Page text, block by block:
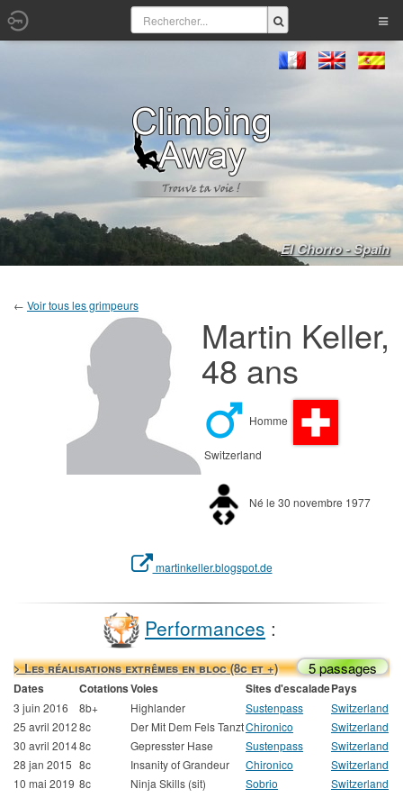
El Chorro - Spain
← Voir tous les grimpeurs
Martin Keller,
48 ans
Homme
Switzerland
Né le 30 novembre 1977
martinkeller.blogspot.de
Performances :
> Les réalisations extrêmes en bloc (8c et +) 5 passages
Dates CotationsVoies Sites d'escaladePays
3 juin 2016 8b+ Highlander Sustenpass
Switzerland
25 avril 20128c Der Mit Dem Fels TanztChironico
Switzerland
30 avril 20148c Gepresster Hase Sustenpass
Switzerland
28 jan 2015 8c Insanity of Grandeur Chironico
Switzerland
10 mai 2019 8c Ninja Skills (sit) Sobrio Switzerland